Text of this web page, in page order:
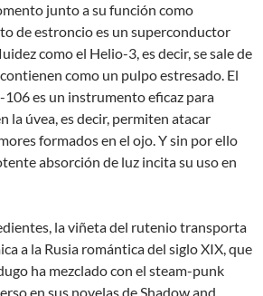
junto a su función como
de estroncio es un superconductor
como el Helio-3, es decir, se sale de
como un pulpo estresado. El
es un instrumento eficaz para
la úvea, es decir, permiten atacar
formados en el ojo. Y sin por ello
absorción de luz incita su uso en
la viñeta del rutenio transporta
a la Rusia romántica del siglo XIX, que
ha mezclado con el steam-punk
en sus novelas de Shadow and